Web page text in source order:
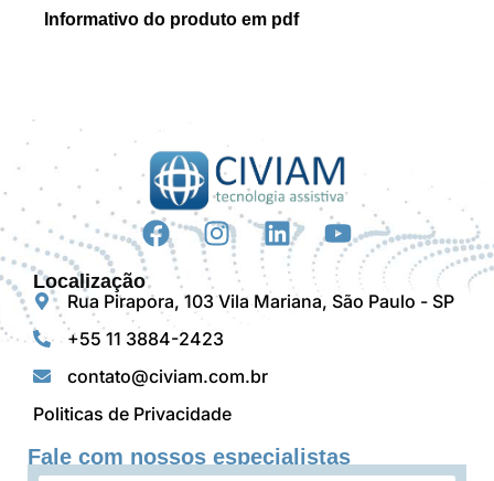
Informativo do produto em pdf
Localização
Rua Pirapora, 103 Vila Mariana, São Paulo - SP
+55 11 3884-2423
contato@civiam.com.br
Politicas de Privacidade
Fale com nossos especialistas